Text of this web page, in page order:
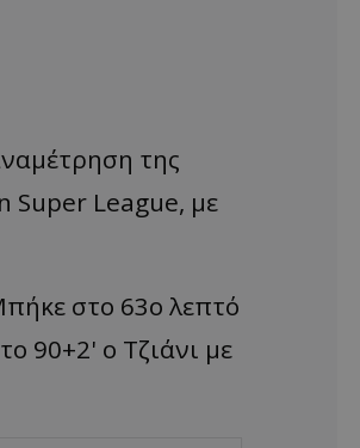
της
Super League, με
στο 63ο λεπτό
90+2' ο Τζιάνι με